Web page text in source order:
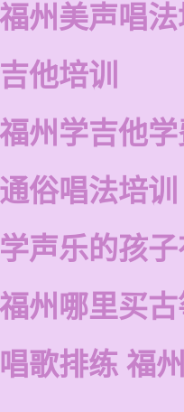
福州美声唱
吉他培训
福州学吉他
通俗唱法培
学声乐的孩
福州哪里买
唱歌排练 福